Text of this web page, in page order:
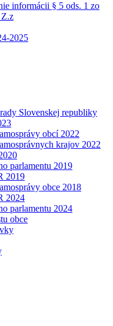
informácii § 5 ods. 1 zo
Z.z
2025
Slovenskej republiky
obcí 2022
krajov 2022
parlamentu 2019
2019
obce 2018
2024
parlamentu 2024
obce